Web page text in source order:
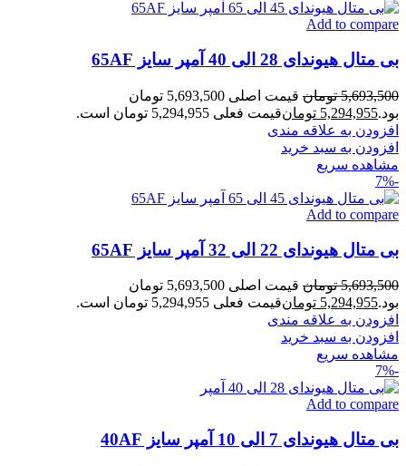
Add to compare
بی متال هیوندای 28 الی 40 آمپر سایز 65AF
5,693,500 تومان
قیمت اصلی 5,693,500 تومان
بود.5,294,955 تومانقیمت فعلی 5,294,955 تومان است.
افزودن به علاقه مندی
افزودن به سبد خرید
مشاهده سریع
-7%
Add to compare
بی متال هیوندای 22 الی 32 آمپر سایز 65AF
5,693,500 تومان
قیمت اصلی 5,693,500 تومان
بود.5,294,955 تومانقیمت فعلی 5,294,955 تومان است.
افزودن به علاقه مندی
افزودن به سبد خرید
مشاهده سریع
-7%
Add to compare
بی متال هیوندای 7 الی 10 آمپر سایز 40AF